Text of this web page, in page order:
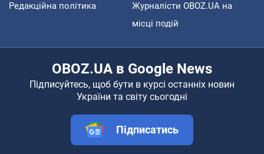
Редакційна політика
Журналісти OBOZ.UA на
місці подій
OBOZ.UA в Google News
Підписуйтесь, щоб бути в курсі останніх новин
України та світу сьогодні
Підписатись